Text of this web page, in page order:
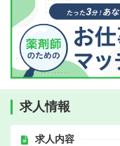
求人情報
求人内容